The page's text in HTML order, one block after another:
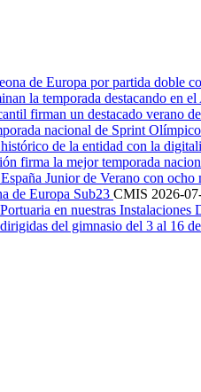
de Europa por partida doble
la temporada destacando en
firman un destacado verano
nacional de Sprint
de la entidad con la
firma la mejor temporada
Junior de Verano con ocho
de Europa Sub23 CMIS 2026-
en nuestras Instalaciones
del gimnasio del 3 al 16